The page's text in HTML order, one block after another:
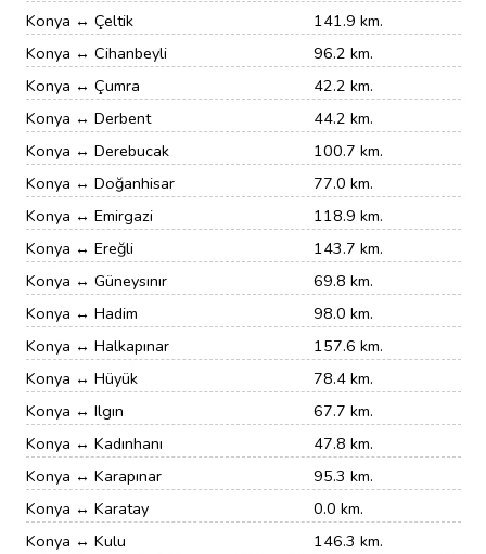
Konya ↔ Çeltik
141.9 km.
Konya ↔ Cihanbeyli
96.2 km.
Konya ↔ Çumra
42.2 km.
Konya ↔ Derbent
44.2 km.
Konya ↔ Derebucak
100.7 km.
Konya ↔ Doğanhisar
77.0 km.
Konya ↔ Emirgazi
118.9 km.
Konya ↔ Ereğli
143.7 km.
Konya ↔ Güneysınır
69.8 km.
Konya ↔ Hadim
98.0 km.
Konya ↔ Halkapınar
157.6 km.
Konya ↔ Hüyük
78.4 km.
Konya ↔ Ilgın
67.7 km.
Konya ↔ Kadınhanı
47.8 km.
Konya ↔ Karapınar
95.3 km.
Konya ↔ Karatay
0.0 km.
Konya ↔ Kulu
146.3 km.